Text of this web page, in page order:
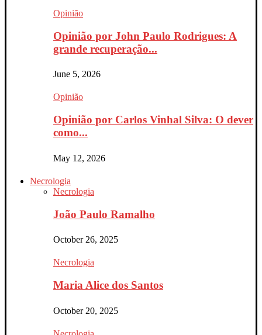
Opinião
Opinião por John Paulo Rodrigues: A
grande recuperação...
June 5, 2026
Opinião
Opinião por Carlos Vinhal Silva: O dever
como...
May 12, 2026
Necrologia
Necrologia
João Paulo Ramalho
October 26, 2025
Necrologia
Maria Alice dos Santos
October 20, 2025